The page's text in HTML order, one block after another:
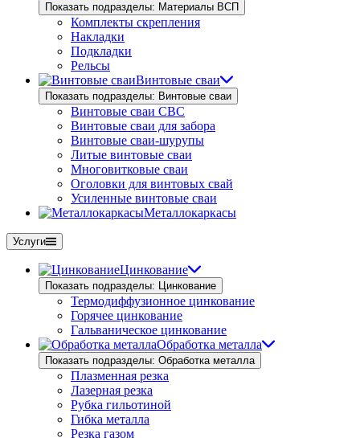
Показать подразделы: Материалы ВСП
Комплекты скрепления
Накладки
Подкладки
Рельсы
Винтовые сваи
Показать подразделы: Винтовые сваи
Винтовые сваи СВС
Винтовые сваи для забора
Винтовые сваи-шурупы
Литые винтовые сваи
Многовитковые сваи
Оголовки для винтовых свай
Усиленные винтовые сваи
Металлокаркасы
Услуги
Цинкование
Показать подразделы: Цинкование
Термодиффузионное цинкование
Горячее цинкование
Гальваническое цинкование
Обработка металла
Показать подразделы: Обработка металла
Плазменная резка
Лазерная резка
Рубка гильотиной
Гибка металла
Резка газом